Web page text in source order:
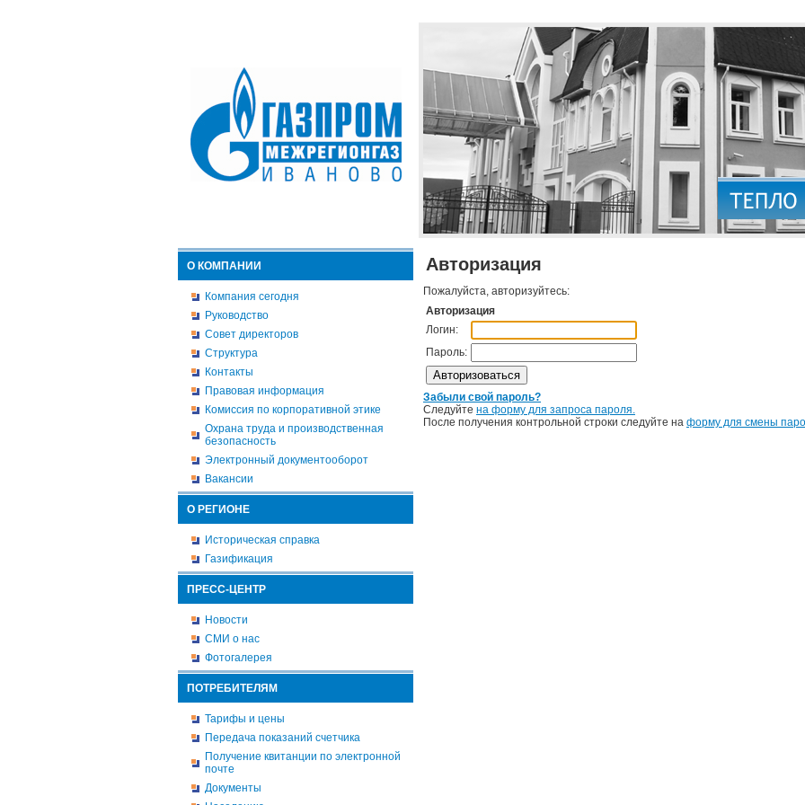
О КОМПАНИИ
Компания сегодня
Руководство
Совет директоров
Структура
Контакты
Правовая информация
Комиссия по корпоративной этике
Охрана труда и производственная
безопасность
Электронный документооборот
Вакансии
О РЕГИОНЕ
Историческая справка
Газификация
ПРЕСС-ЦЕНТР
Новости
СМИ о нас
Фотогалерея
ПОТРЕБИТЕЛЯМ
Тарифы и цены
Передача показаний счетчика
Получение квитанции по электронной
почте
Документы
Авторизация
Пожалуйста, авторизуйтесь:
Авторизация
Логин:
Пароль:
Забыли свой пароль?
Следуйте на форму для запроса пароля.
После получения контрольной строки следуйте на форму для смены